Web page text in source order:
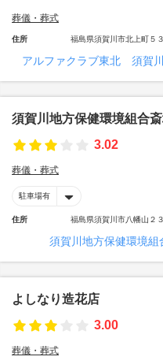
葬儀・葬式
住所 福島県須賀川市北上町５
アルファクラブ東北 須賀
須賀川地方保健環境組合
3.02
葬儀・葬式
駐車場有
住所 福島県須賀川市八幡山２
須賀川地方保健環境組
よしなり造花店
3.00
葬儀・葬式